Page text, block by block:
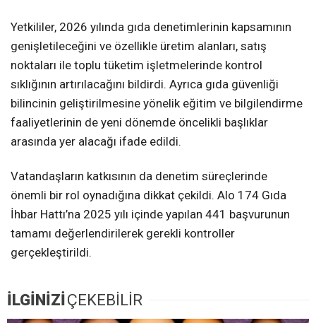
Yetkililer, 2026 yılında gıda denetimlerinin kapsamının
genişletileceğini ve özellikle üretim alanları, satış
noktaları ile toplu tüketim işletmelerinde kontrol
sıklığının artırılacağını bildirdi. Ayrıca gıda güvenliği
bilincinin geliştirilmesine yönelik eğitim ve bilgilendirme
faaliyetlerinin de yeni dönemde öncelikli başlıklar
arasında yer alacağı ifade edildi.
Vatandaşların katkısının da denetim süreçlerinde
önemli bir rol oynadığına dikkat çekildi. Alo 174 Gıda
İhbar Hattı’na 2025 yılı içinde yapılan 441 başvurunun
tamamı değerlendirilerek gerekli kontroller
gerçekleştirildi.
İLGİNİZİÇEKEBİLİR